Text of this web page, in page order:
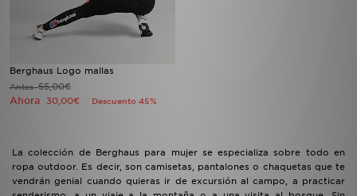
Berghaus Logo mallas
Antes55,00€
Ahora 30,00€ Descuento 45%
La colección de Berghaus para mujer se especializa sobre todo en
ropa outdoor. Es decir, son camisetas, pantalones o chaquetas que te
vendrán genial cuando quieras ir de excursión al campo, a practicar